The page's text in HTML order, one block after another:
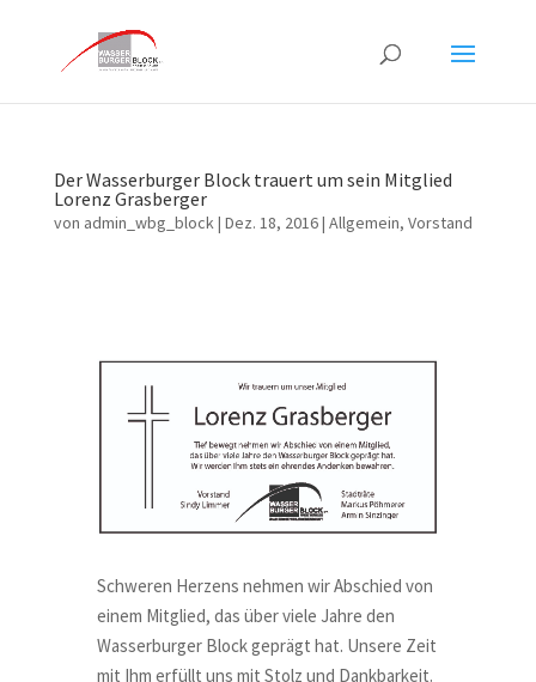
Der Wasserburger Block trauert um sein Mitglied
Lorenz Grasberger
von admin_wbg_block| Dez. 18, 2016| Allgemein, Vorstand
Schweren Herzens nehmen wir Abschied von
einem Mitglied, das über viele Jahre den
Wasserburger Block geprägt hat. Unsere Zeit
mit Ihm erfüllt uns mit Stolz und Dankbarkeit.